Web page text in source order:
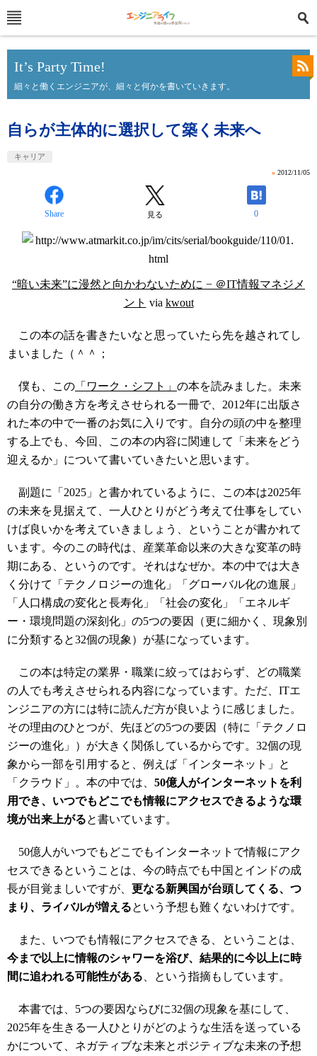
It’s Party Time!
細々と働くエンジニアが、細々と何かを書いていきます。
自らが主体的に選択して築く未来へ
キャリア
» 2012/11/05
Share 見る 0
“暗い未来”に漫然と向かわないために − ＠IT情報マネジメ
ント via kwout
この本の話を書きたいなと思っていたら先を越されてし
まいました（＾＾；
僕も、この 「ワーク・シフト」 の本を読みました。未来
の自分の働き方を考えさせられる一冊で、2012年に出版さ
れた本の中で一番のお気に入りです。自分の頭の中を整理
する上でも、今回、この本の内容に関連して「未来をどう
迎えるか」について書いていきたいと思います。
副題に「2025」と書かれているように、この本は2025年
の未来を見据えて、一人ひとりがどう考えて仕事をしてい
けば良いかを考えていきましょう、ということが書かれて
います。今のこの時代は、産業革命以来の大きな変革の時
期にある、というのです。それはなぜか。本の中では大き
く分けて「テクノロジーの進化」「グローバル化の進展」
「人口構成の変化と長寿化」「社会の変化」「エネルギ
ー・環境問題の深刻化」の5つの要因（更に細かく、現象別
に分類すると32個の現象）が基になっています。
この本は特定の業界・職業に絞ってはおらず、どの職業
の人でも考えさせられる内容になっています。ただ、ITエ
ンジニアの方には特に読んだ方が良いように感じました。
その理由のひとつが、先ほどの5つの要因（特に「テクノロ
ジーの進化」）が大きく関係しているからです。32個の現
象から一部を引用すると、例えば「インターネット」と
「クラウド」。本の中では、 50億人がインターネットを利
用でき、いつでもどこでも情報にアクセスできるような環
境が出来上がると書いています。
50億人がいつでもどこでもインターネットで情報にアク
セスできるということは、今の時点でも中国とインドの成
長が目覚ましいですが、 更なる新興国が台頭してくる、つ
まり、ライバルが増えるという予想も難くないわけです。
また、いつでも情報にアクセスできる、ということは、
今まで以上に情報のシャワーを浴び、結果的に今以上に時
間に追われる可能性がある 、という指摘もしています。
本書では、5つの要因ならびに32個の現象を基にして、
2025年を生きる一人ひとりがどのような生活を送っている
かについて、ネガティブな未来とポジティブな未来の予想